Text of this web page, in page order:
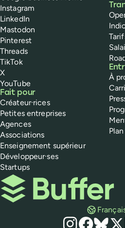
Instagram
LinkedIn
Mastodon
Pinterest
Threads
TikTok
X
YouTube
Fait pour
Créateur·rices
Petites entreprises
Agences
Associations
Enseignement supérieur
Développeur·ses
Startups
À
Buffer
Réseaux
Instagram
Facebook
Bluesky
X